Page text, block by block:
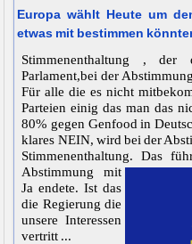
Europa wählt Heute um
etwas mit bestimmen
Stimmenenthaltung , der
Parlament,bei der
Für alle die es nicht
Parteien einig das man das
80% gegen Genfood in
klares NEIN, wird bei der
Stimmenenthaltung. Das
Abstimmung mit
Ja endete. Ist das
die Regierung die
unsere Interessen
vertritt ...